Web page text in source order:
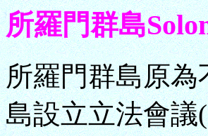
所羅門群島
所羅門群島原為
島設立立法會議